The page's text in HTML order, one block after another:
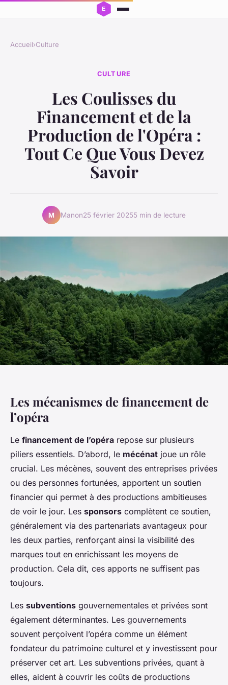
Accueil›Culture
CULTURE
Les Coulisses du
Financement et de la
Production de l'Opéra :
Tout Ce Que Vous Devez
Savoir
M Manon25 février 20255 min de lecture
Les mécanismes de financement de
l’opéra
Le financement de l’opéra repose sur plusieurs
piliers essentiels. D’abord, le mécénat joue un rôle
crucial. Les mécènes, souvent des entreprises privées
ou des personnes fortunées, apportent un soutien
financier qui permet à des productions ambitieuses
de voir le jour. Les sponsors complètent ce soutien,
généralement via des partenariats avantageux pour
les deux parties, renforçant ainsi la visibilité des
marques tout en enrichissant les moyens de
production. Cela dit, ces apports ne suffisent pas
toujours.
Les subventions gouvernementales et privées sont
également déterminantes. Les gouvernements
souvent perçoivent l’opéra comme un élément
fondateur du patrimoine culturel et y investissent pour
préserver cet art. Les subventions privées, quant à
elles, aident à couvrir les coûts de productions